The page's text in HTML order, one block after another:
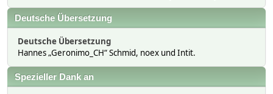
Deutsche Übersetzung
Deutsche Übersetzung
Hannes „Geronimo_CH“ Schmid, noex und Intit.
Spezieller Dank an